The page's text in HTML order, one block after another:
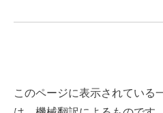
このページに表示されている